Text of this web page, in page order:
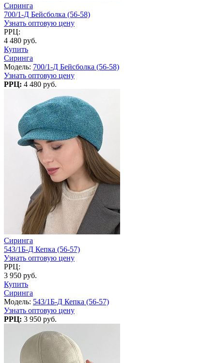
Сиринга
700/1-Д Бейсболка (56-58)
Узнать оптовую цену
РРЦ:
4 480 руб.
Купить
Сиринга
Модель: 700/1-Д Бейсболка (56-58)
Узнать оптовую цену
РРЦ: 4 480 руб.
Сиринга
543/1Б-Д Кепка (56-57)
Узнать оптовую цену
РРЦ:
3 950 руб.
Купить
Сиринга
Модель: 543/1Б-Д Кепка (56-57)
Узнать оптовую цену
РРЦ: 3 950 руб.